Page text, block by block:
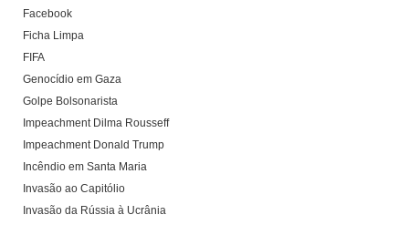
Facebook
Ficha Limpa
FIFA
Genocídio em Gaza
Golpe Bolsonarista
Impeachment Dilma Rousseff
Impeachment Donald Trump
Incêndio em Santa Maria
Invasão ao Capitólio
Invasão da Rússia à Ucrânia